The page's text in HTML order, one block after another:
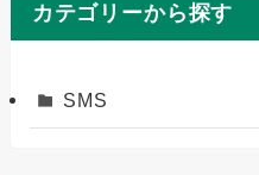
カテゴリーから探す
SMS